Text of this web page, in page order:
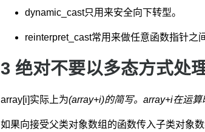
dynamic_cast只用来安全向下转型。
reinterpret_cast常用来做任意函数指针之
3 绝对不要以多态方式处
array[i]实际上为(array+i)的简写。array+i在运
如果向接受父类对象数组的函数传入子类对象